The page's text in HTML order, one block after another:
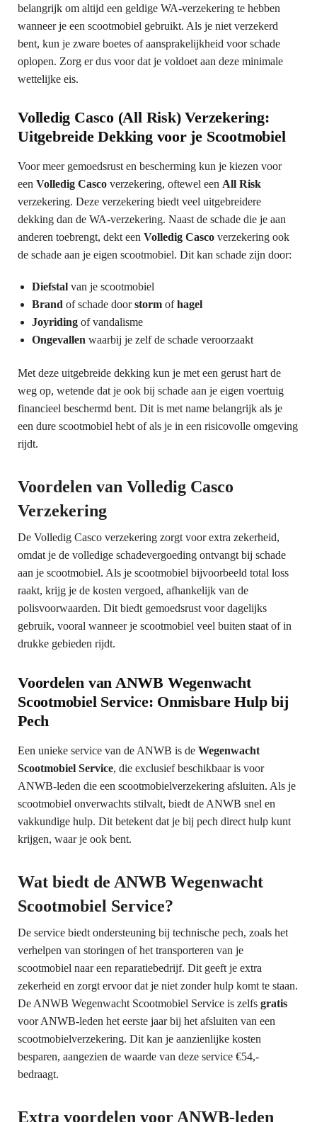
belangrijk om altijd een geldige WA-verzekering te hebben
wanneer je een scootmobiel gebruikt. Als je niet verzekerd
bent, kun je zware boetes of aansprakelijkheid voor schade
oplopen. Zorg er dus voor dat je voldoet aan deze minimale
wettelijke eis.
Volledig Casco (All Risk) Verzekering:
Uitgebreide Dekking voor je Scootmobiel
Voor meer gemoedsrust en bescherming kun je kiezen voor
een Volledig Casco verzekering, oftewel een All Risk
verzekering. Deze verzekering biedt veel uitgebreidere
dekking dan de WA-verzekering. Naast de schade die je aan
anderen toebrengt, dekt een Volledig Casco verzekering ook
de schade aan je eigen scootmobiel. Dit kan schade zijn door:
Diefstal van je scootmobiel
Brand of schade doorstorm ofhagel
Joyriding of vandalisme
Ongevallen waarbij je zelf de schade veroorzaakt
Met deze uitgebreide dekking kun je met een gerust hart de
weg op, wetende dat je ook bij schade aan je eigen voertuig
financieel beschermd bent. Dit is met name belangrijk als je
een dure scootmobiel hebt of als je in een risicovolle omgeving
rijdt.
Voordelen van Volledig Casco
Verzekering
De Volledig Casco verzekering zorgt voor extra zekerheid,
omdat je de volledige schadevergoeding ontvangt bij schade
aan je scootmobiel. Als je scootmobiel bijvoorbeeld total loss
raakt, krijg je de kosten vergoed, afhankelijk van de
polisvoorwaarden. Dit biedt gemoedsrust voor dagelijks
gebruik, vooral wanneer je scootmobiel veel buiten staat of in
drukke gebieden rijdt.
Voordelen van ANWB Wegenwacht
Scootmobiel Service: Onmisbare Hulp bij
Pech
Een unieke service van de ANWB is de Wegenwacht
Scootmobiel Service, die exclusief beschikbaar is voor
ANWB-leden die een scootmobielverzekering afsluiten. Als je
scootmobiel onverwachts stilvalt, biedt de ANWB snel en
vakkundige hulp. Dit betekent dat je bij pech direct hulp kunt
krijgen, waar je ook bent.
Wat biedt de ANWB Wegenwacht
Scootmobiel Service?
De service biedt ondersteuning bij technische pech, zoals het
verhelpen van storingen of het transporteren van je
scootmobiel naar een reparatiebedrijf. Dit geeft je extra
zekerheid en zorgt ervoor dat je niet zonder hulp komt te staan.
De ANWB Wegenwacht Scootmobiel Service is zelfs gratis
voor ANWB-leden het eerste jaar bij het afsluiten van een
scootmobielverzekering. Dit kan je aanzienlijke kosten
besparen, aangezien de waarde van deze service €54,-
bedraagt.
Extra voordelen voor ANWB-leden